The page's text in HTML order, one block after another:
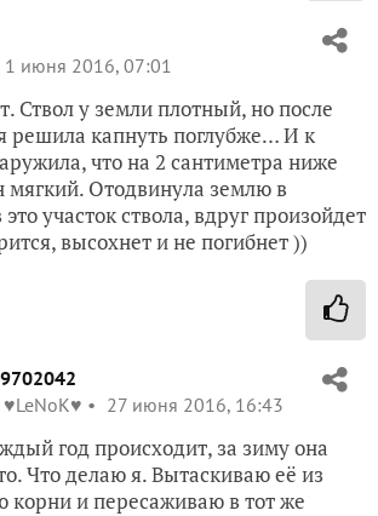
1 июня 2016, 07:01
Ствол у земли плотный, но после
решила капнуть поглубже… И к
что на 2 сантиметра ниже
мягкий. Отодвинула землю в
участок ствола, вдруг произойдет
высохнет и не погибнет ))
27 июня 2016, 16:43
год происходит, за зиму она
Что делаю я. Вытаскиваю её из
корни и пересаживаю в тот же